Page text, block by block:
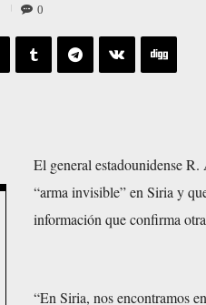
0
El general estadounidense
“arma invisible” en Siria y
información que confirma
“En Siria, nos encontramos